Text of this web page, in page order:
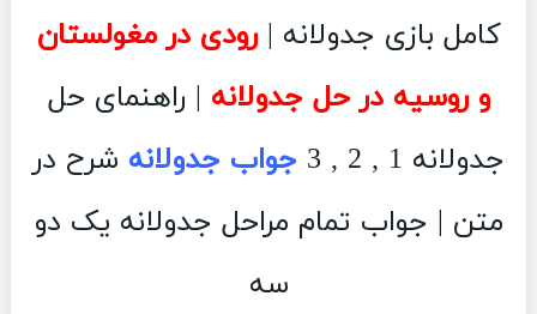
کامل بازی جدولانه |رودی در مغولستان
و روسیه در حل جدولانه | راهنمای حل
جدولانه 1 , 2 , 3
جواب جدولانه شرح در
متن | جواب تمام مراحل جدولانه یک دو
سه